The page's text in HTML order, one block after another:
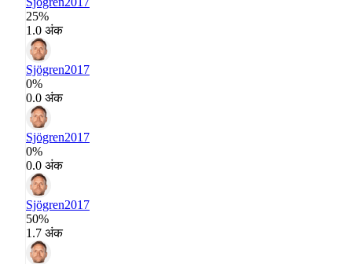
25%
1.0 अंक
Sjögren2017
0%
0.0 अंक
Sjögren2017
0%
0.0 अंक
Sjögren2017
50%
1.7 अंक